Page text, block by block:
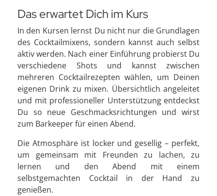
Das erwartet Dich im Kurs
In den Kursen lernst Du nicht nur die Grundlagen
des Cocktailmixens, sondern kannst auch selbst
aktiv werden. Nach einer Einführung probierst Du
verschiedene Shots und kannst zwischen
mehreren Cocktailrezepten wählen, um Deinen
eigenen Drink zu mixen. Übersichtlich angeleitet
und mit professioneller Unterstützung entdeckst
Du so neue Geschmacksrichtungen und wirst
zum Barkeeper für einen Abend.
Die Atmosphäre ist locker und gesellig – perfekt,
um gemeinsam mit Freunden zu lachen, zu
lernen und den Abend mit einem
selbstgemachten Cocktail in der Hand zu
genießen.